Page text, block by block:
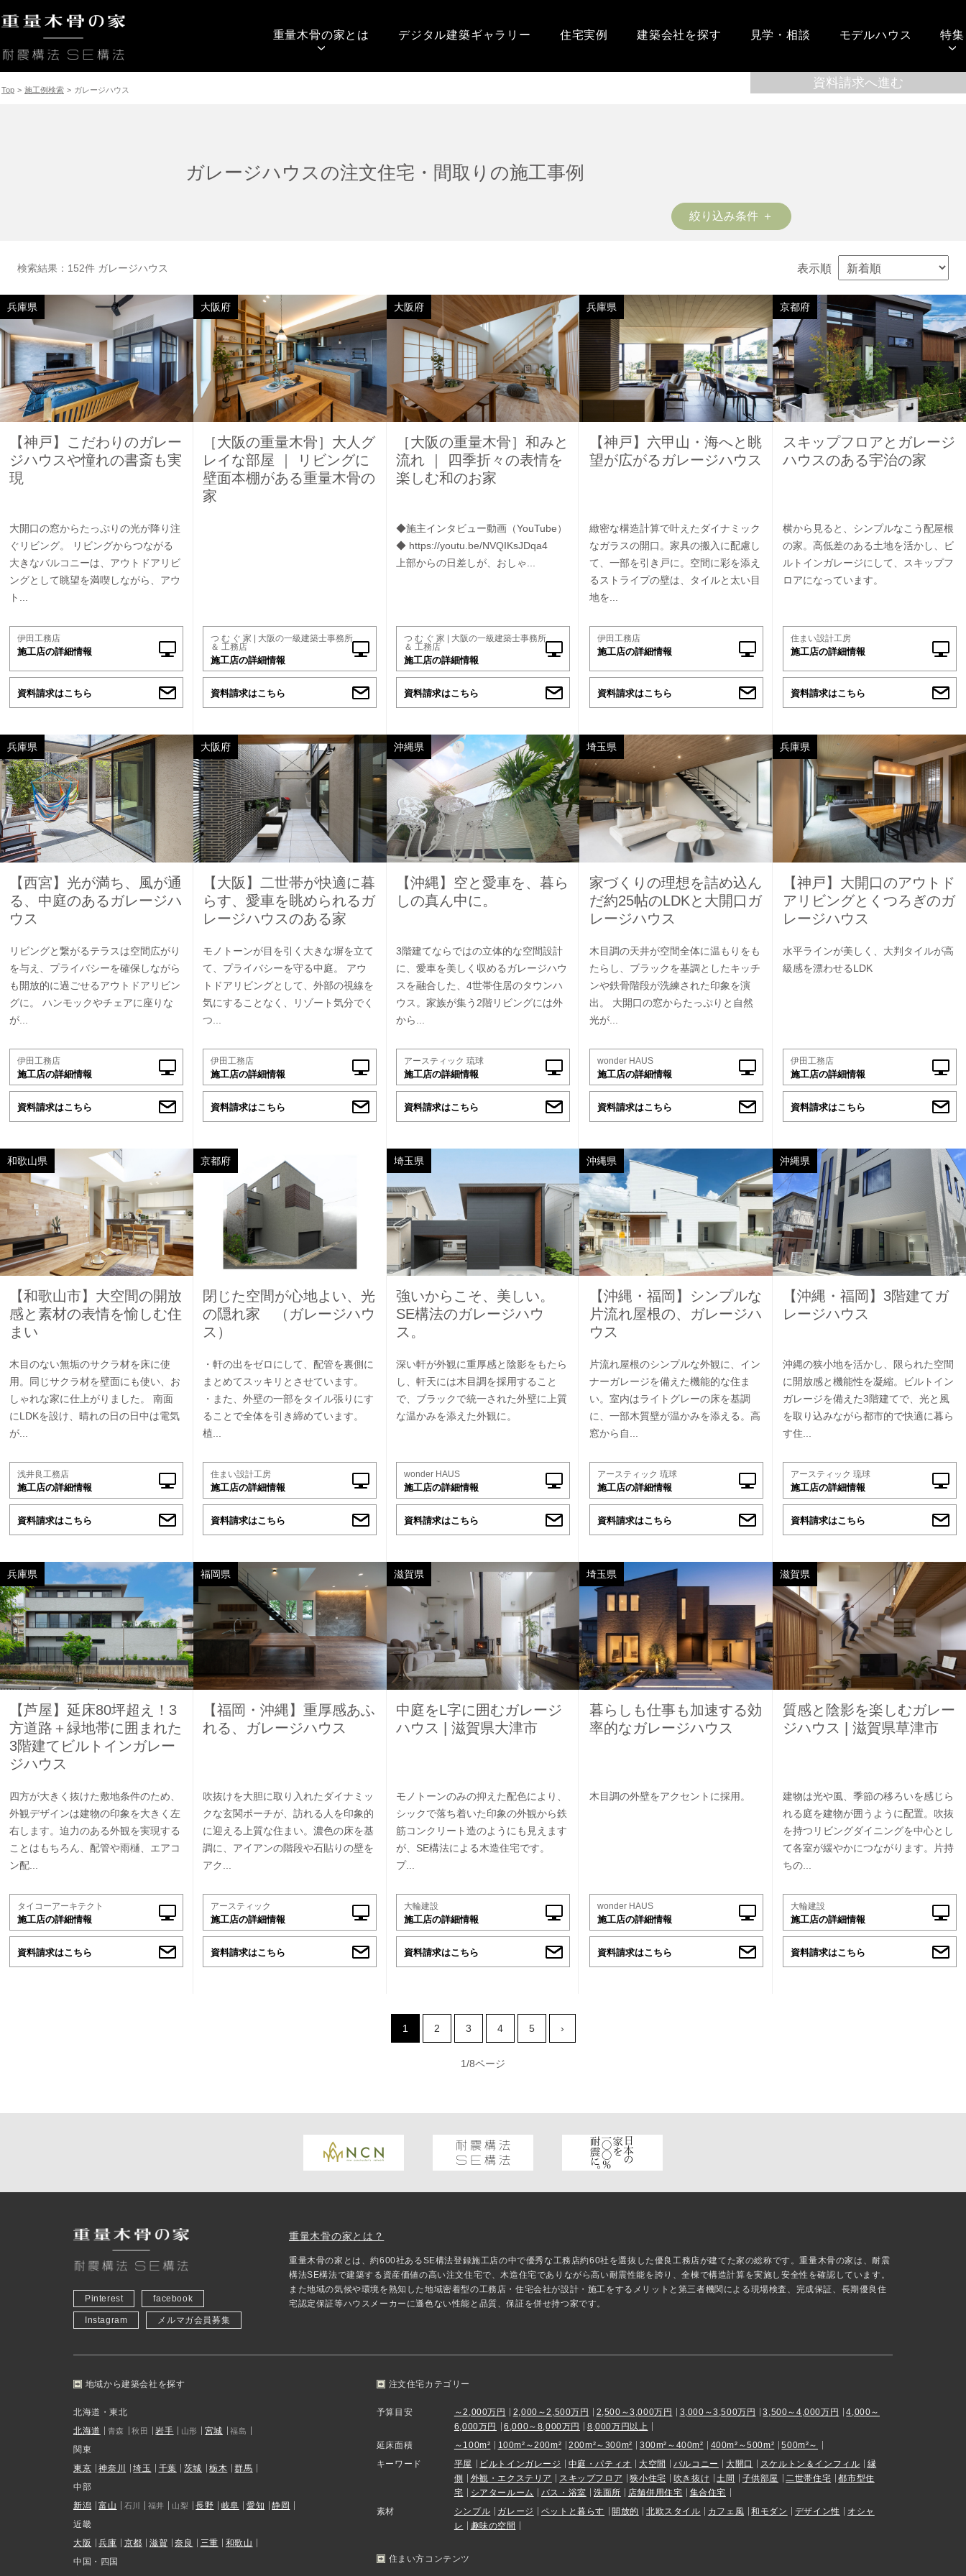
重量木骨の家とは デジタル建築ギャラリー 住宅実例 建築会社を探す 見学・相談 モデルハウス 特集
Top > 施工例検索 > ガレージハウス
ガレージハウスの注文住宅・間取りの施工事例
絞り込み条件
検索結果：152件 ガレージハウス 表示順
兵庫県
【神戸】こだわりのガレー
ジハウスや憧れの書斎も実
現
大開口の窓からたっぷりの光が降り注
ぐリビング。 リビングからつながる
大きなバルコニーは、アウトドアリビ
ングとして眺望を満喫しながら、アウ
ト...
伊田工務店
施工店の詳細情報
資料請求はこちら
大阪府
［大阪の重量木骨］大人グ
レイな部屋 ｜ リビングに
壁面本棚がある重量木骨の
家
つ む ぐ 家 | 大阪の一級建築士事務所
＆ 工務店
施工店の詳細情報
資料請求はこちら
大阪府
［大阪の重量木骨］和みと
流れ ｜ 四季折々の表情を
楽しむ和のお家
◆施主インタビュー動画（YouTube）
◆ https://youtu.be/NVQIKsJDqa4
上部からの日差しが、おしゃ...
つ む ぐ 家 | 大阪の一級建築士事務所
＆ 工務店
施工店の詳細情報
資料請求はこちら
兵庫県
【神戸】六甲山・海へと眺
望が広がるガレージハウス
緻密な構造計算で叶えたダイナミック
なガラスの開口。家具の搬入に配慮し
て、一部を引き戸に。空間に彩を添え
るストライプの壁は、タイルと太い目
地を...
伊田工務店
施工店の詳細情報
資料請求はこちら
京都府
スキップフロアとガレージ
ハウスのある宇治の家
横から見ると、シンプルなこう配屋根
の家。高低差のある土地を活かし、ビ
ルトインガレージにして、スキップフ
ロアになっています。
住まい設計工房
施工店の詳細情報
資料請求はこちら
兵庫県
【西宮】光が満ち、風が通
る、中庭のあるガレージハ
ウス
リビングと繋がるテラスは空間広がり
を与え、プライバシーを確保しながら
も開放的に過ごせるアウトドアリビン
グに。 ハンモックやチェアに座りな
が...
伊田工務店
施工店の詳細情報
資料請求はこちら
大阪府
【大阪】二世帯が快適に暮
らす、愛車を眺められるガ
レージハウスのある家
モノトーンが目を引く大きな塀を立て
て、プライバシーを守る中庭。 アウ
トドアリビングとして、外部の視線を
気にすることなく、リゾート気分でく
つ...
伊田工務店
施工店の詳細情報
資料請求はこちら
沖縄県
【沖縄】空と愛車を、暮ら
しの真ん中に。
3階建てならではの立体的な空間設計
に、愛車を美しく収めるガレージハウ
スを融合した、4世帯住居のタウンハ
ウス。家族が集う2階リビングには外
から...
アースティック 琉球
施工店の詳細情報
資料請求はこちら
埼玉県
家づくりの理想を詰め込ん
だ約25帖のLDKと大開口ガ
レージハウス
木目調の天井が空間全体に温もりをも
たらし、ブラックを基調としたキッチ
ンや鉄骨階段が洗練された印象を演
出。 大開口の窓からたっぷりと自然
光が...
wonder HAUS
施工店の詳細情報
資料請求はこちら
兵庫県
【神戸】大開口のアウトド
アリビングとくつろぎのガ
レージハウス
水平ラインが美しく、大判タイルが高
級感を漂わせるLDK
伊田工務店
施工店の詳細情報
資料請求はこちら
和歌山県
【和歌山市】大空間の開放
感と素材の表情を愉しむ住
まい
木目のない無垢のサクラ材を床に使
用。同じサクラ材を壁面にも使い、お
しゃれな家に仕上がりました。 南面
にLDKを設け、晴れの日の日中は電気
が...
浅井良工務店
施工店の詳細情報
資料請求はこちら
京都府
閉じた空間が心地よい、光
の隠れ家 （ガレージハウ
ス）
・軒の出をゼロにして、配管を裏側に
まとめてスッキリとさせています。
・また、外壁の一部をタイル張りにす
ることで全体を引き締めています。
植...
住まい設計工房
施工店の詳細情報
資料請求はこちら
埼玉県
強いからこそ、美しい。
SE構法のガレージハウ
ス。
深い軒が外観に重厚感と陰影をもたら
し、軒天には木目調を採用すること
で、ブラックで統一された外壁に上質
な温かみを添えた外観に。
wonder HAUS
施工店の詳細情報
資料請求はこちら
沖縄県
【沖縄・福岡】シンプルな
片流れ屋根の、ガレージハ
ウス
片流れ屋根のシンプルな外観に、イン
ナーガレージを備えた機能的な住ま
い。室内はライトグレーの床を基調
に、一部木質壁が温かみを添える。高
窓から自...
アースティック 琉球
施工店の詳細情報
資料請求はこちら
沖縄県
【沖縄・福岡】3階建てガ
レージハウス
沖縄の狭小地を活かし、限られた空間
に開放感と機能性を凝縮。ビルトイン
ガレージを備えた3階建てで、光と風
を取り込みながら都市的で快適に暮ら
す住...
アースティック 琉球
施工店の詳細情報
資料請求はこちら
兵庫県
【芦屋】延床80坪超え！3
方道路＋緑地帯に囲まれた
3階建てビルトインガレー
ジハウス
四方が大きく抜けた敷地条件のため、
外観デザインは建物の印象を大きく左
右します。迫力のある外観を実現する
ことはもちろん、配管や雨樋、エアコ
ン配...
タイコーアーキテクト
施工店の詳細情報
資料請求はこちら
福岡県
【福岡・沖縄】重厚感あふ
れる、ガレージハウス
吹抜けを大胆に取り入れたダイナミッ
クな玄関ポーチが、訪れる人を印象的
に迎える上質な住まい。濃色の床を基
調に、アイアンの階段や石貼りの壁を
アク...
アースティック
施工店の詳細情報
資料請求はこちら
滋賀県
中庭をL字に囲むガレージ
ハウス | 滋賀県大津市
モノトーンのみの抑えた配色により、
シックで落ち着いた印象の外観から鉄
筋コンクリート造のようにも見えます
が、SE構法による木造住宅です。
プ...
大輪建設
施工店の詳細情報
資料請求はこちら
埼玉県
暮らしも仕事も加速する効
率的なガレージハウス
木目調の外壁をアクセントに採用。
wonder HAUS
施工店の詳細情報
資料請求はこちら
滋賀県
質感と陰影を楽しむガレー
ジハウス | 滋賀県草津市
建物は光や風、季節の移ろいを感じら
れる庭を建物が囲うように配置。吹抜
を持つリビングダイニングを中心とし
て各室が緩やかにつながります。片持
ちの...
大輪建設
施工店の詳細情報
資料請求はこちら
1 2 3 4 5 ›
1/8ページ
Pinterest facebook
Instagram メルマガ会員募集
重量木骨の家とは？
重量木骨の家とは、約600社あるSE構法登録施工店の中で優秀な工務店約60社を選抜した優良工務店が建てた家の総称です。重量木骨の家は、耐震
構法SE構法で建築する資産価値の高い注文住宅で、木造住宅でありながら高い耐震性能を誇り、全棟で構造計算を実施し安全性を確認しています。
また地域の気候や環境を熟知した地域密着型の工務店・住宅会社が設計・施工をするメリットと第三者機関による現場検査、完成保証、長期優良住
宅認定保証等ハウスメーカーに遜色ない性能と品質、保証を併せ持つ家です。
地域から建築会社を探す
北海道・東北
北海道
青森 秋田 岩手 山形 宮城 福島
関東
東京
神奈川 埼玉 千葉 茨城 栃木
群馬
中部
新潟
富山 石川 福井 山梨 長野 岐阜 愛知
静岡
近畿
大阪
兵庫 京都 滋賀 奈良 三重
和歌山
中国・四国
注文住宅カテゴリー
予算目安 ～2,000万円 2,000～2,500万円 2,500～3,000万円 3,000～3,500万円 3,500～4,000万円
4,000～
6,000万円
6,000～8,000万円
8,000万円以上
延床面積
～100m² 100m²～200m² 200m²～300m² 300m²～400m² 400m²～500m²
500m²～
キーワード
平屋 ビルトインガレージ 中庭・パティオ 大空間 バルコニー 大開口 スケルトン＆インフィル
縁
側
外観・エクステリア スキップフロア 狭小住宅 吹き抜け 土間 子供部屋 二世帯住宅
都市型住
宅
シアタールーム バス・浴室 洗面所 店舗併用住宅
集合住宅
素材
シンプル ガレージ ペットと暮らす 開放的 北欧スタイル カフェ風 和モダン デザイン性
オシャ
レ
趣味の空間
住まい方コンテンツ